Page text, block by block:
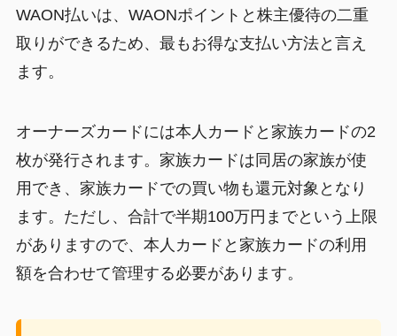
WAON払いは、WAONポイントと株主優待の二重
取りができるため、最もお得な支払い方法と言え
ます。
オーナーズカードには本人カードと家族カードの2
枚が発行されます。家族カードは同居の家族が使
用でき、家族カードでの買い物も還元対象となり
ます。ただし、合計で半期100万円までという上限
がありますので、本人カードと家族カードの利用
額を合わせて管理する必要があります。